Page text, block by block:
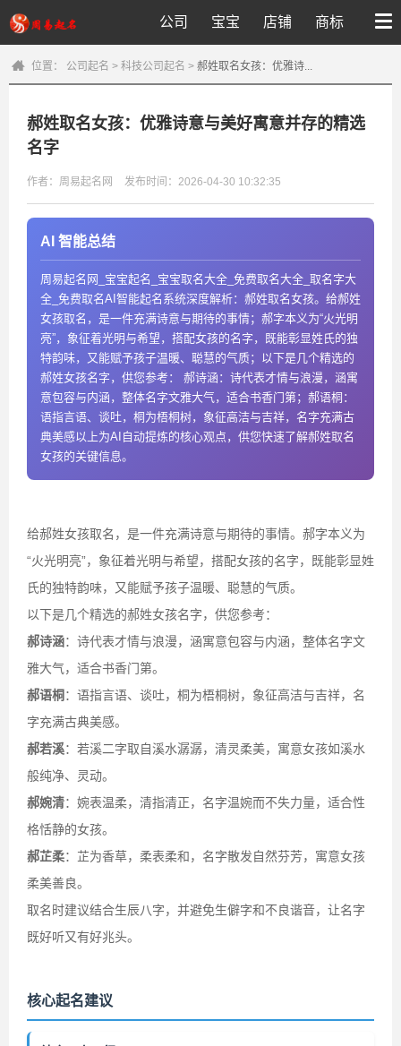
公司 宝宝 店铺 商标
位置： 公司起名 > 科技公司起名 > 郝姓取名女孩：优雅诗...
郝姓取名女孩：优雅诗意与美好寓意并存的精选
名字
作者：周易起名网 发布时间：2026-04-30 10:32:35
AI 智能总结
周易起名网_宝宝起名_宝宝取名大全_免费取名大全_取名字大
全_免费取名AI智能起名系统深度解析：郝姓取名女孩。给郝姓
女孩取名，是一件充满诗意与期待的事情；郝字本义为“火光明
亮”，象征着光明与希望，搭配女孩的名字，既能彰显姓氏的独
特韵味，又能赋予孩子温暖、聪慧的气质；以下是几个精选的
郝姓女孩名字，供您参考： 郝诗涵：诗代表才情与浪漫，涵寓
意包容与内涵，整体名字文雅大气，适合书香门第；郝语桐：
语指言语、谈吐，桐为梧桐树，象征高洁与吉祥，名字充满古
典美感以上为AI自动提炼的核心观点，供您快速了解郝姓取名
女孩的关键信息。
给郝姓女孩取名，是一件充满诗意与期待的事情。郝字本义为
“火光明亮”，象征着光明与希望，搭配女孩的名字，既能彰显姓
氏的独特韵味，又能赋予孩子温暖、聪慧的气质。
以下是几个精选的郝姓女孩名字，供您参考：
郝诗涵：诗代表才情与浪漫，涵寓意包容与内涵，整体名字文
雅大气，适合书香门第。
郝语桐 ：语指言语、谈吐，桐为梧桐树，象征高洁与吉祥，名
字充满古典美感。
郝若溪：若溪二字取自溪水潺潺，清灵柔美，寓意女孩如溪水
般纯净、灵动。
郝婉清：婉表温柔，清指清正，名字温婉而不失力量，适合性
格恬静的女孩。
郝芷柔：芷为香草，柔表柔和，名字散发自然芬芳，寓意女孩
柔美善良。
取名时建议结合生辰八字，并避免生僻字和不良谐音，让名字
既好听又有好兆头。
核心起名建议